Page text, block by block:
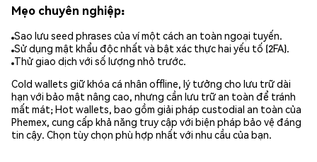
Mẹo chuyên nghiệp:
Sao lưu seed phrases của ví một cách an toàn ngoại tuyến.
Sử dụng mật khẩu độc nhất và bật xác thực hai yếu tố (2FA).
Thử giao dịch với số lượng nhỏ trước.
Cold wallets giữ khóa cá nhân offline, lý tưởng cho lưu trữ dài
hạn với bảo mật nâng cao, nhưng cần lưu trữ an toàn để tránh
mất mát; Hot wallets, bao gồm giải pháp custodial an toàn của
Phemex, cung cấp khả năng truy cập với biện pháp bảo vệ đáng
tin cậy. Chọn tùy chọn phù hợp nhất với nhu cầu của bạn.